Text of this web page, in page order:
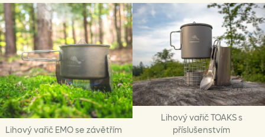
Lihový vařič EMO se závětřím
Lihový vařič TOAKS s
příslušenstvím